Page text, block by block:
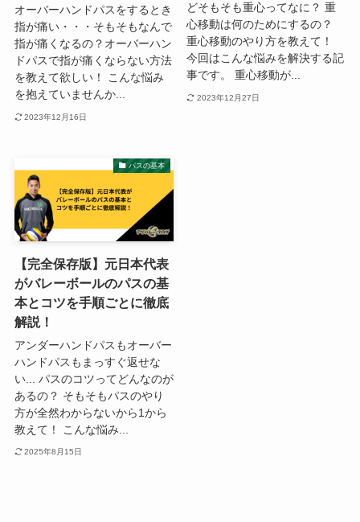
オーバーハンドパスをするとき
指が痛い・・・そもそもなんで
指が痛くなるの？オーバーハン
ドパスで指が痛くならない方法
を教えて欲しい！ こんな悩み
を抱えていませんか...
2023年12月16日
どそもそも重心ってなに？ 重
心移動は何のためにするの？
重心移動のやり方を教えて！
今回はこんな悩みを解決する記
事です。 重心移動が...
2023年12月27日
パスの基本
【完全保存版】元日本代表
がバレーボールのパスの基
本とコツを手順ごとに徹底
解説！
アンダーハンドパスもオーバー
ハンドパスもまっすぐ返せな
い... パスのコツってどんなのが
あるの？ そもそもパスのやり
方が全然わからないから1から
教えて！ こんな悩み...
2025年8月15日